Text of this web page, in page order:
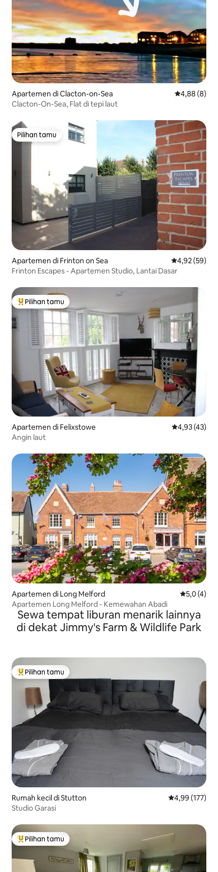
Apartemen di Clacton-on-Sea Nilai rata-
4,88 (8)
Clacton-On-Sea, Flat di tepi laut
Pilihan tamu
Pilihan tamu
Apartemen di Frinton on Sea Nilai rata-rata
4,92 (59)
Frinton Escapes - Apartemen Studio, Lantai Dasar
Pilihan tamu terpopuler
Pilihan tamu
Apartemen di Felixstowe Nilai rata-rata
4,93 (43)
Angin laut
Apartemen di Long Melford Nilai rata-
5,0 (4)
Apartemen Long Melford - Kemewahan Abadi
Sewa tempat liburan menarik lainnya
di dekat Jimmy's Farm & Wildlife Park
Pilihan tamu terpopuler
Pilihan tamu
Rumah kecil di Stutton Nilai rata-rata
4,99 (177)
Studio Garasi
Pilihan tamu terpopuler
Pilihan tamu